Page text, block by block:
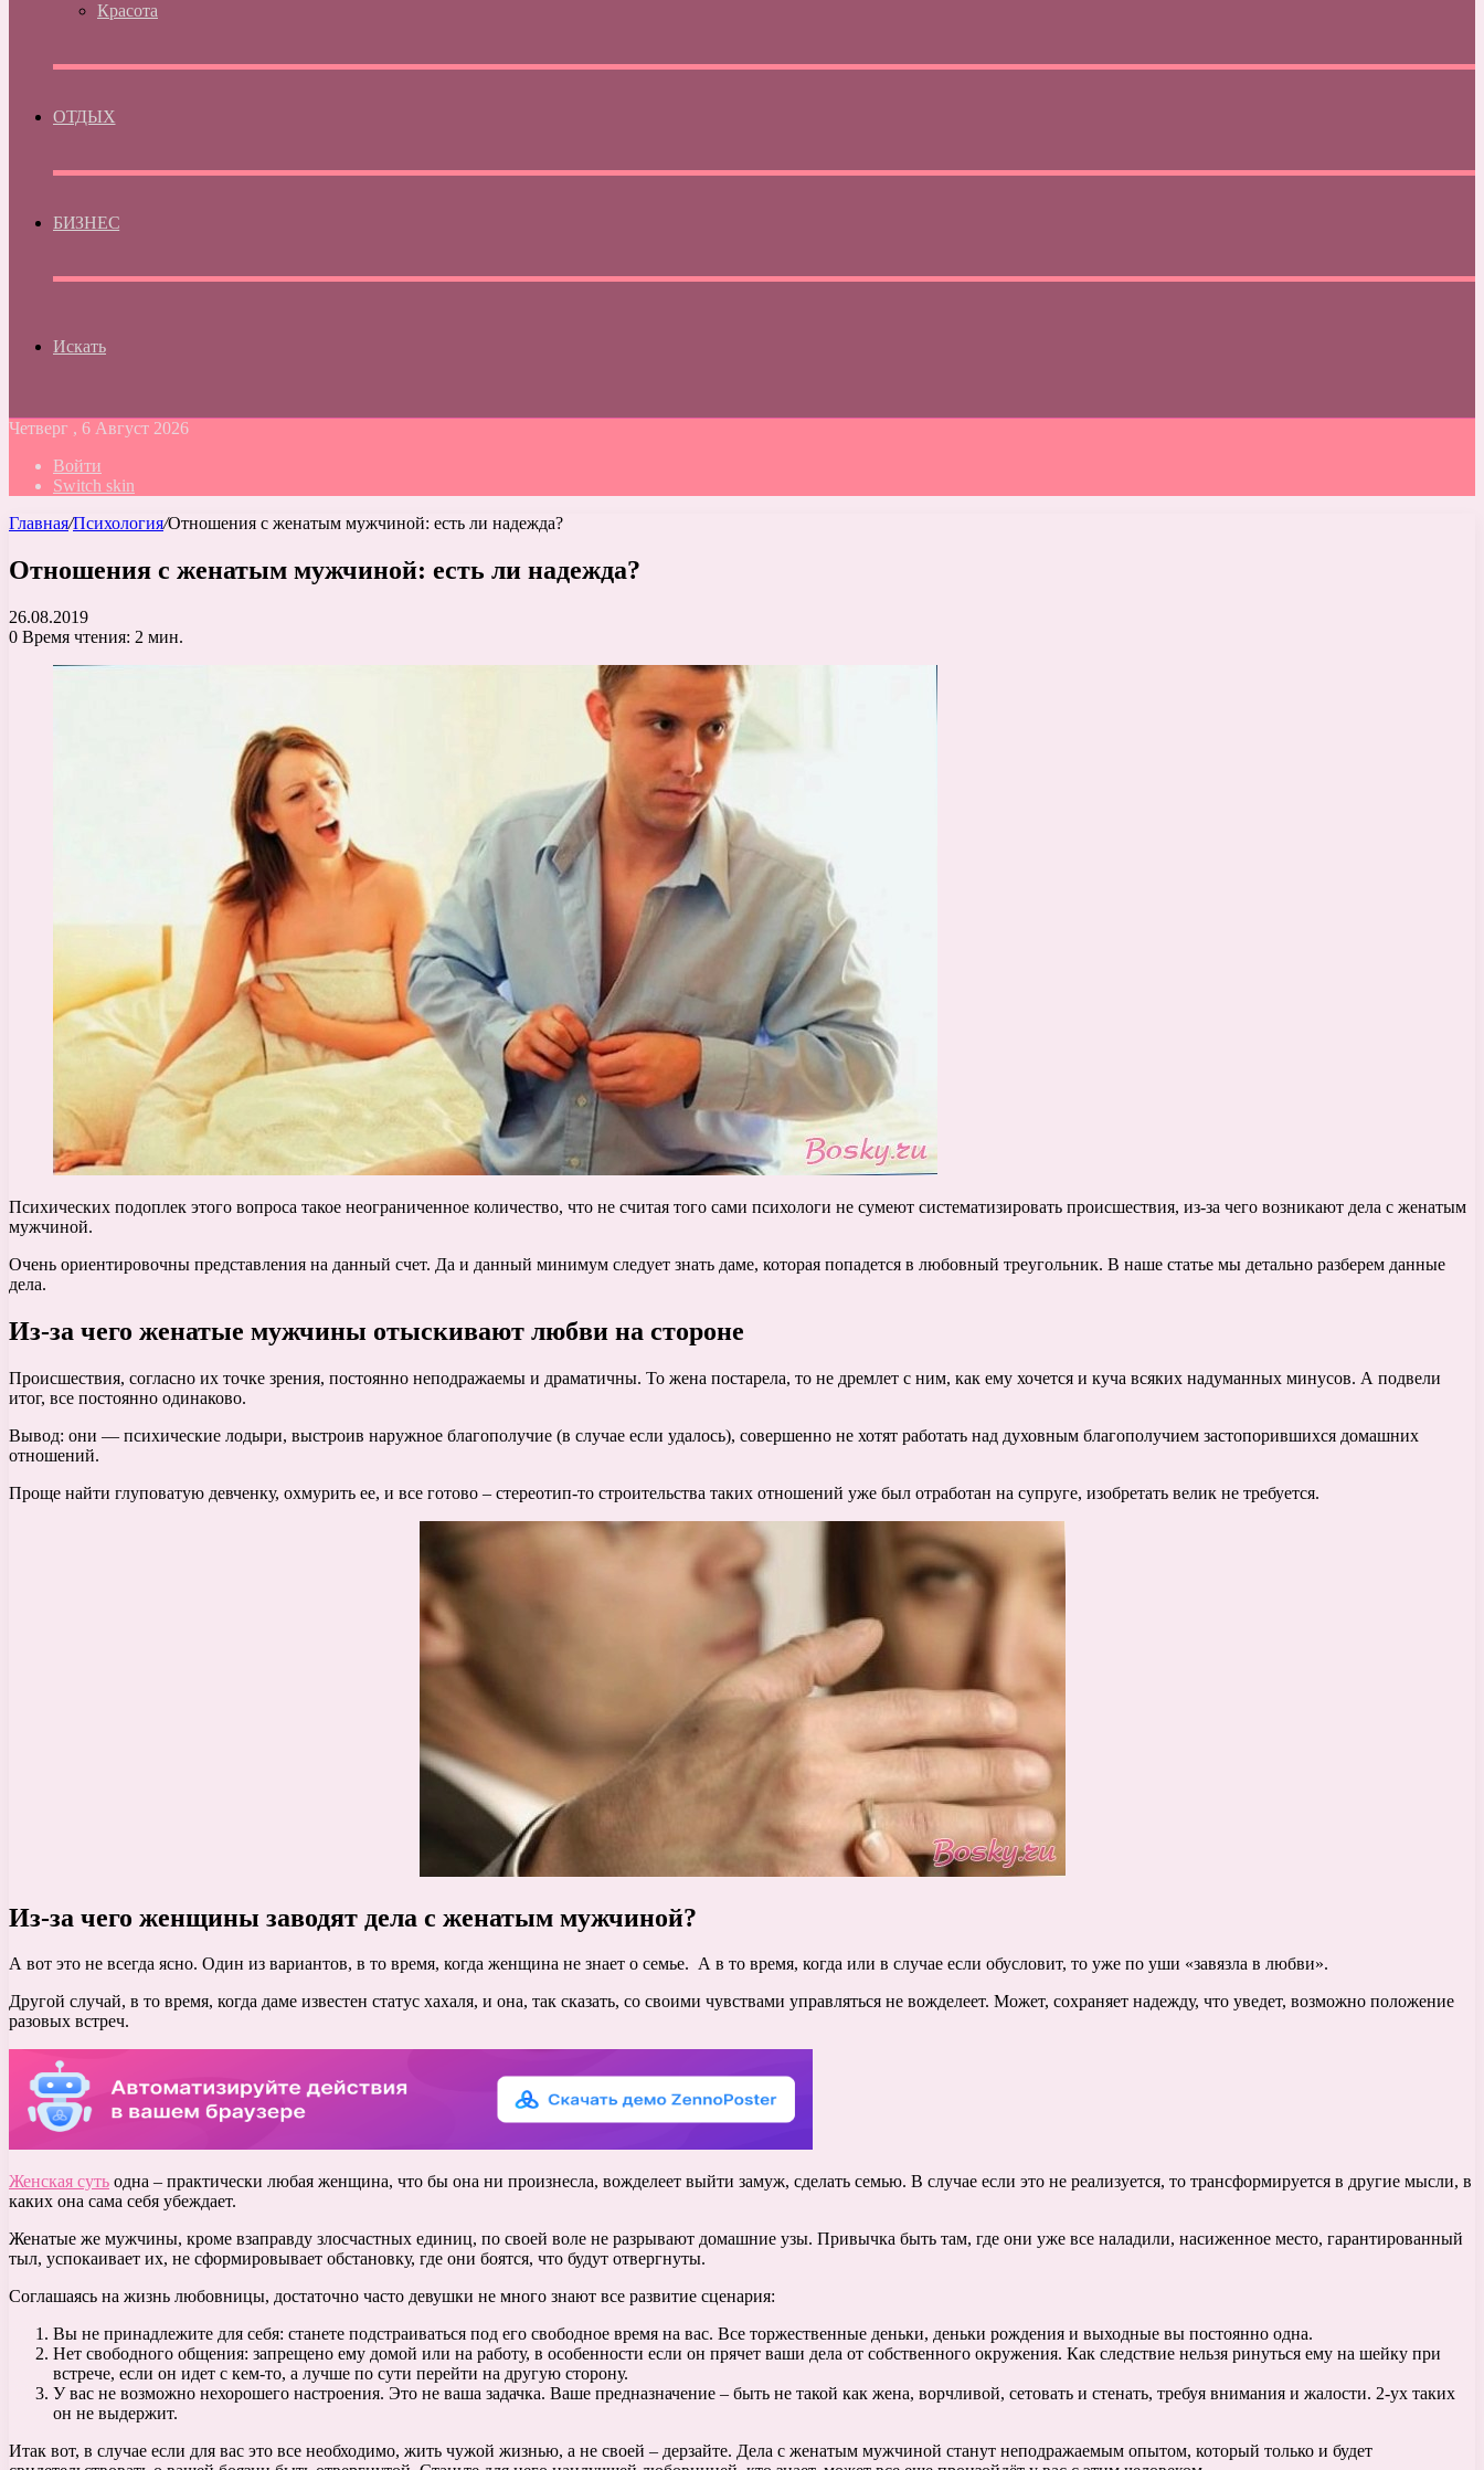
Красота
ОТДЫХ
БИЗНЕС
Искать
Четверг , 6 Август 2026
Войти
Switch skin
Главная/Психология/Отношения с женатым мужчиной: есть ли надежда?
Отношения с женатым мужчиной: есть ли надежда?
26.08.2019
0 Время чтения: 2 мин.
Психических подоплек этого вопроса такое неограниченное количество, что не считая того сами психологи не сумеют систематизировать происшествия, из-за чего возникают дела с женатым
мужчиной.
Очень ориентировочны представления на данный счет. Да и данный минимум следует знать даме, которая попадется в любовный треугольник. В наше статье мы детально разберем данные
дела.
Из-за чего женатые мужчины отыскивают любви на стороне
Происшествия, согласно их точке зрения, постоянно неподражаемы и драматичны. То жена постарела, то не дремлет с ним, как ему хочется и куча всяких надуманных минусов. А подвели
итог, все постоянно одинаково.
Вывод: они — психические лодыри, выстроив наружное благополучие (в случае если удалось), совершенно не хотят работать над духовным благополучием застопорившихся домашних
отношений.
Проще найти глуповатую девченку, охмурить ее, и все готово – стереотип-то строительства таких отношений уже был отработан на супруге, изобретать велик не требуется.
Из-за чего женщины заводят дела с женатым мужчиной?
А вот это не всегда ясно. Один из вариантов, в то время, когда женщина не знает о семье. А в то время, когда или в случае если обусловит, то уже по уши «завязла в любви».
Другой случай, в то время, когда даме известен статус хахаля, и она, так сказать, со своими чувствами управляться не вожделеет. Может, сохраняет надежду, что уведет, возможно положение
разовых встреч.
Женская суть одна – практически любая женщина, что бы она ни произнесла, вожделеет выйти замуж, сделать семью. В случае если это не реализуется, то трансформируется в другие мысли, в
каких она сама себя убеждает.
Женатые же мужчины, кроме взаправду злосчастных единиц, по своей воле не разрывают домашние узы. Привычка быть там, где они уже все наладили, насиженное место, гарантированный
тыл, успокаивает их, не сформировывает обстановку, где они боятся, что будут отвергнуты.
Соглашаясь на жизнь любовницы, достаточно часто девушки не много знают все развитие сценария:
Вы не принадлежите для себя: станете подстраиваться под его свободное время на вас. Все торжественные деньки, деньки рождения и выходные вы постоянно одна.
Нет свободного общения: запрещено ему домой или на работу, в особенности если он прячет ваши дела от собственного окружения. Как следствие нельзя ринуться ему на шейку при
встрече, если он идет с кем-то, а лучше по сути перейти на другую сторону.
У вас не возможно нехорошего настроения. Это не ваша задачка. Ваше предназначение – быть не такой как жена, ворчливой, сетовать и стенать, требуя внимания и жалости. 2-ух таких
он не выдержит.
Итак вот, в случае если для вас это все необходимо, жить чужой жизнью, а не своей – дерзайте. Дела с женатым мужчиной станут неподражаемым опытом, который только и будет